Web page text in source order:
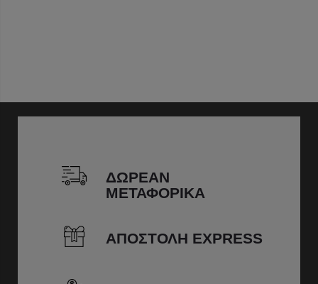
ΔΩΡΕΑΝ
ΜΕΤΑΦΟΡΙΚΑ
ΑΠΟΣΤΟΛΗ EXPRESS